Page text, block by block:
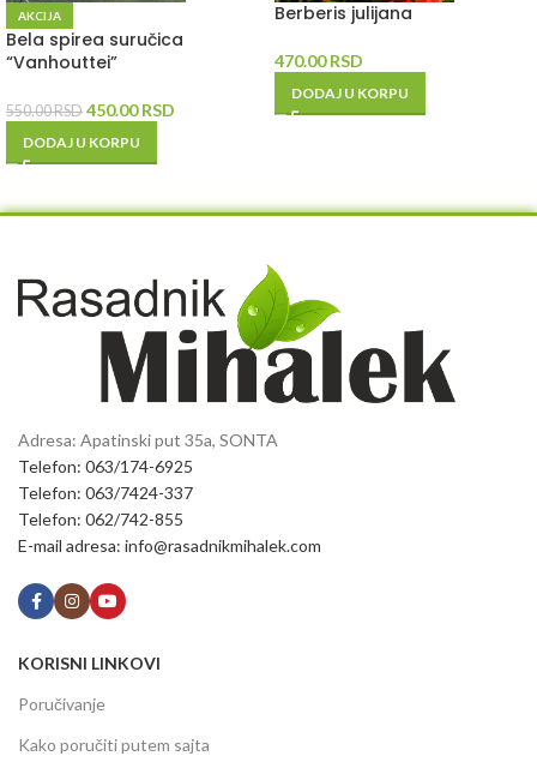
AKCIJA
Bela spirea suručica
“Vanhouttei”
550.00RSD 450.00RSD
DODAJ U KORPU
Berberis julijana
470.00RSD
DODAJ U KORPU
Adresa: Apatinski put 35a, SONTA
Telefon: 063/174-6925
Telefon: 063/7424-337
Telefon: 062/742-855
E-mail adresa: info@rasadnikmihalek.com
KORISNI LINKOVI
Poručivanje
Kako poručiti putem sajta